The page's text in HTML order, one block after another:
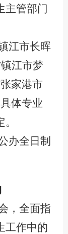
主管部门
江市长晖
江市梦
家港市
体专业
办全日制
，全面指
工作中的